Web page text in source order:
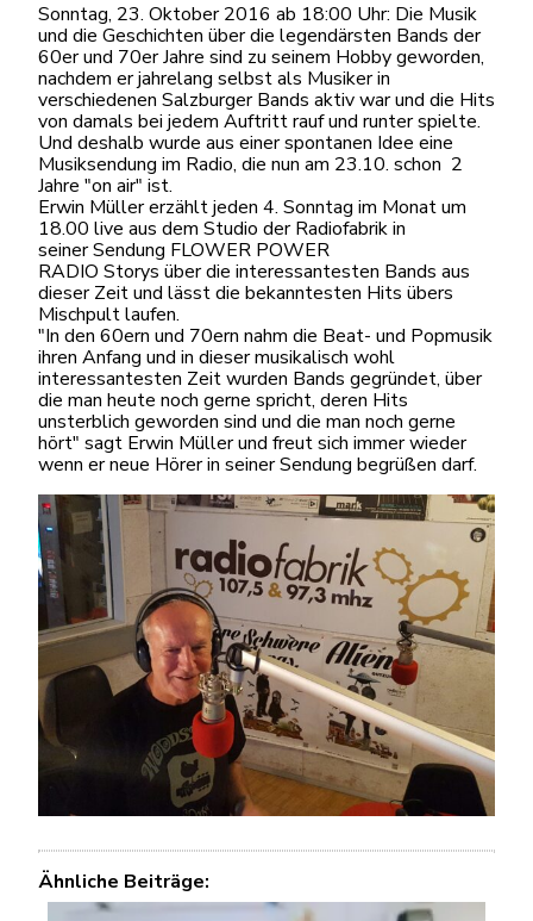
Sonntag, 23. Oktober 2016 ab 18:00 Uhr: Die Musik
und die Geschichten über die legendärsten Bands der
60er und 70er Jahre sind zu seinem Hobby geworden,
nachdem er jahrelang selbst als Musiker in
verschiedenen Salzburger Bands aktiv war und die Hits
von damals bei jedem Auftritt rauf und runter spielte.
Und deshalb wurde aus einer spontanen Idee eine
Musiksendung im Radio, die nun am 23.10. schon 2
Jahre "on air" ist.
Erwin Müller erzählt jeden 4. Sonntag im Monat um
18.00 live aus dem Studio der Radiofabrik in
seiner Sendung FLOWER POWER
RADIO Storys über die interessantesten Bands aus
dieser Zeit und lässt die bekanntesten Hits übers
Mischpult laufen.
"In den 60ern und 70ern nahm die Beat- und Popmusik
ihren Anfang und in dieser musikalisch wohl
interessantesten Zeit wurden Bands gegründet, über
die man heute noch gerne spricht, deren Hits
unsterblich geworden sind und die man noch gerne
hört" sagt Erwin Müller und freut sich immer wieder
wenn er neue Hörer in seiner Sendung begrüßen darf.
Ähnliche Beiträge: